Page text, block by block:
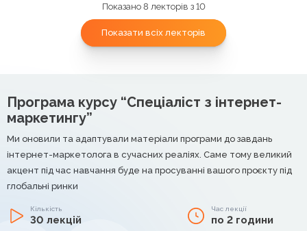
Показано 8 лекторів з 10
Показати всіх лекторів
Програма курсу “Спеціаліст з інтернет-
маркетингу”
Ми оновили та адаптували матеріали програми до завдань
інтернет-маркетолога в сучасних реаліях. Саме тому великий
акцент під час навчання буде на просуванні вашого проєкту під
глобальні ринки
Кількість
30 лекцій
Час лекції
по 2 години